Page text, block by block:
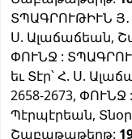
ՏՊԱԳՐՈՒԹԻՒՆ Յ․
Ս. Ալաճաճեան,
ՓՈՒՆՋ :
եւ Տէր՝ Հ. Ս.
2658-2673,
Պէրպէրեան,
Շաբաթաթերթ: